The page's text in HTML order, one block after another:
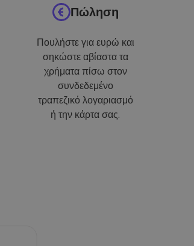
Πώληση
Πουλήστε για ευρώ και
σηκώστε αβίαστα τα
χρήματα πίσω στον
συνδεδεμένο
τραπεζικό λογαριασμό
ή την κάρτα σας.